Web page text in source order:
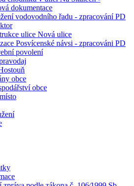
dokumentace
vodovodního řadu - zpracování PD
ulice Nová ulice
Posvícenské návsi - zpracováni PD
povolení
obce
obce